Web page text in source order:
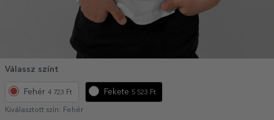
Válassz színt
Fehér 4 723 Ft Fekete 5 523 Ft
Kiválasztott szín: Fehér